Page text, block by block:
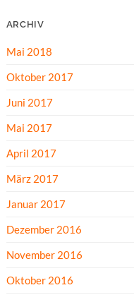
ARCHIV
Mai 2018
Oktober 2017
Juni 2017
Mai 2017
April 2017
März 2017
Januar 2017
Dezember 2016
November 2016
Oktober 2016